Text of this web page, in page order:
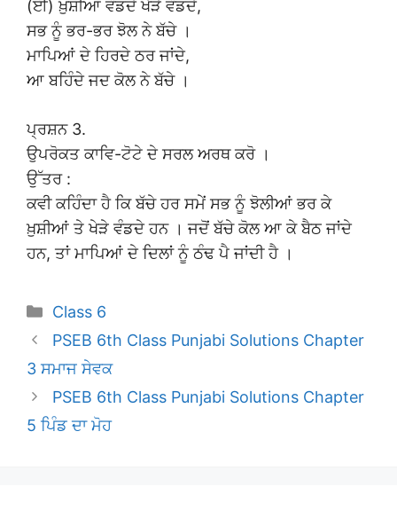
(ਈ) ਖ਼ੁਸ਼ੀਆਂ ਵੰਡਦੇ ਖੇੜੇ ਵੰਡਦੇ,
ਸਭ ਨੂੰ ਭਰ-ਭਰ ਝੋਲ ਨੇ ਬੱਚੇ ।
ਮਾਪਿਆਂ ਦੇ ਹਿਰਦੇ ਠਰ ਜਾਂਦੇ,
ਆ ਬਹਿੰਦੇ ਜਦ ਕੋਲ ਨੇ ਬੱਚੇ ।
ਪ੍ਰਸ਼ਨ 3.
ਉਪਰੋਕਤ ਕਾਵਿ-ਟੋਟੇ ਦੇ ਸਰਲ ਅਰਥ ਕਰੋ ।
ਉੱਤਰ :
ਕਵੀ ਕਹਿੰਦਾ ਹੈ ਕਿ ਬੱਚੇ ਹਰ ਸਮੇਂ ਸਭ ਨੂੰ ਝੋਲੀਆਂ ਭਰ ਕੇ
ਖ਼ੁਸ਼ੀਆਂ ਤੇ ਖੇੜੇ ਵੰਡਦੇ ਹਨ । ਜਦੋਂ ਬੱਚੇ ਕੋਲ ਆ ਕੇ ਬੈਠ ਜਾਂਦੇ
ਹਨ, ਤਾਂ ਮਾਪਿਆਂ ਦੇ ਦਿਲਾਂ ਨੂੰ ਠੰਢ ਪੈ ਜਾਂਦੀ ਹੈ ।
Categories
Class 6
PSEB 6th Class Punjabi Solutions Chapter
3 ਸਮਾਜ ਸੇਵਕ
PSEB 6th Class Punjabi Solutions Chapter
5 ਪਿੰਡ ਦਾ ਮੋਹ